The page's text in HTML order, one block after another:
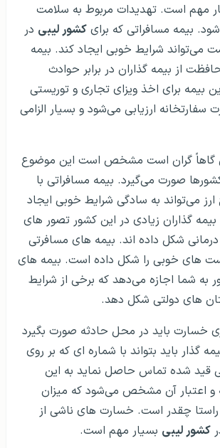
مهم است. تهدیدات مربوط به سلامت
بیمه مسافراتی که برای کشور لیبی در
می‌تواند شرایط خوبی ایجاد کند. بیمه
از بیمه گذاران در برابر حوادث
بیمه برای اخذ ویزای تجاری و توریستی
سفارتخانه ارزیابی می‌شود و بسیار الزامی
گاهاً گران است مشخص است این موضوع
صورت می‌گیرد. بیمه مسافراتی با
می‌تواند به سادگی شرایط خوبی ایجاد
بیمه گذاران زیادی در این کشور تصور های
شکل داده اند. بیمه های مسافرتی
های خوبی را شکل داده است. بیمه های
به شما اجازه می‌دهد که برخی از شرایط
های دولتی شکل دهد.
خسارت باید در محل حادثه صورت بگیرد
گذار باید بتواند با شماره ای که بر روی
قید شده تماس حاصل نماید به این
و اعتبار آن مشخص می‌شود که میزان
چقدر است. خسارت های ناشی از
کشور لیبی بسیار مهم است.